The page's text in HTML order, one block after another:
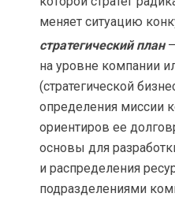
меняет ситуацию
стратегический план—
на уровне компании
(стратегической
определения миссии
ориентиров ее
основы для
и распределения
подразделениями